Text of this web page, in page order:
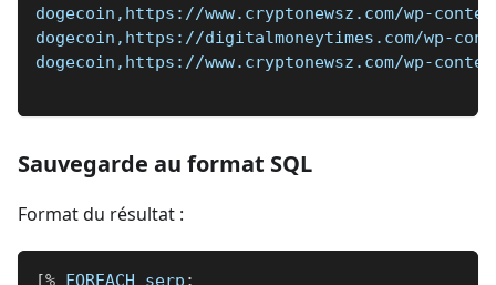
dogecoin,https://www.cryptonewsz.com/wp-
dogecoin,https://digitalmoneytimes.com/wp-
dogecoin,https://www.cryptonewsz.com/wp-
Sauvegarde au format SQL
Format du résultat :
[% FOREACH serp ;